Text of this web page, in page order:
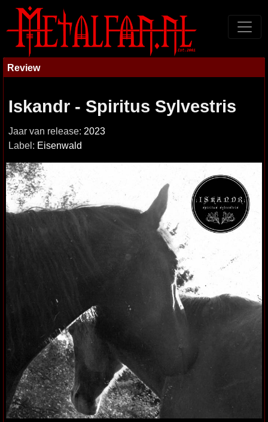
Review
Iskandr - Spiritus Sylvestris
Jaar van release: 2023
Label: Eisenwald